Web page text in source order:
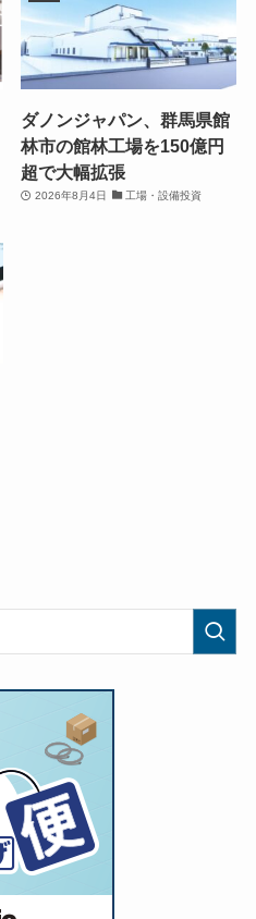
ダノンジャパン、群馬県館
林市の館林工場を150億円
超で大幅拡張
2026年8月4日 工場・設備投資